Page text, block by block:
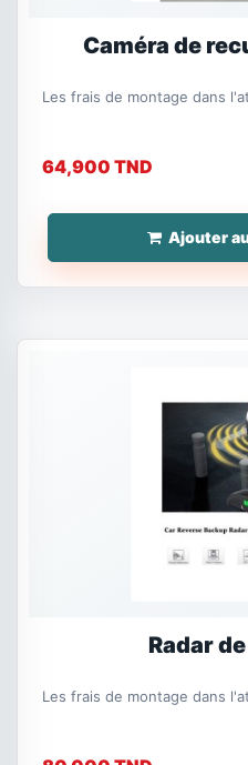
Caméra de
Les frais de montage dans
64,900 TND
Ajouter
Radar
Les frais de montage dans